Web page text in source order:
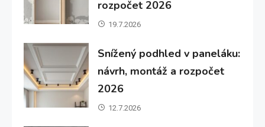
rozpočet 2026
19.7.2026
Snížený podhled v paneláku:
návrh, montáž a rozpočet
2026
12.7.2026